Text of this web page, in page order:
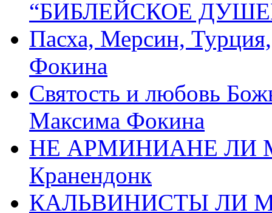
“БИБЛЕЙСКОЕ
Пасха, Мерсин,
Фокина
Святость и любовь
Максима Фокина
НЕ АРМИНИАНЕ ЛИ
Кранендонк
КАЛЬВИНИСТЫ ЛИ